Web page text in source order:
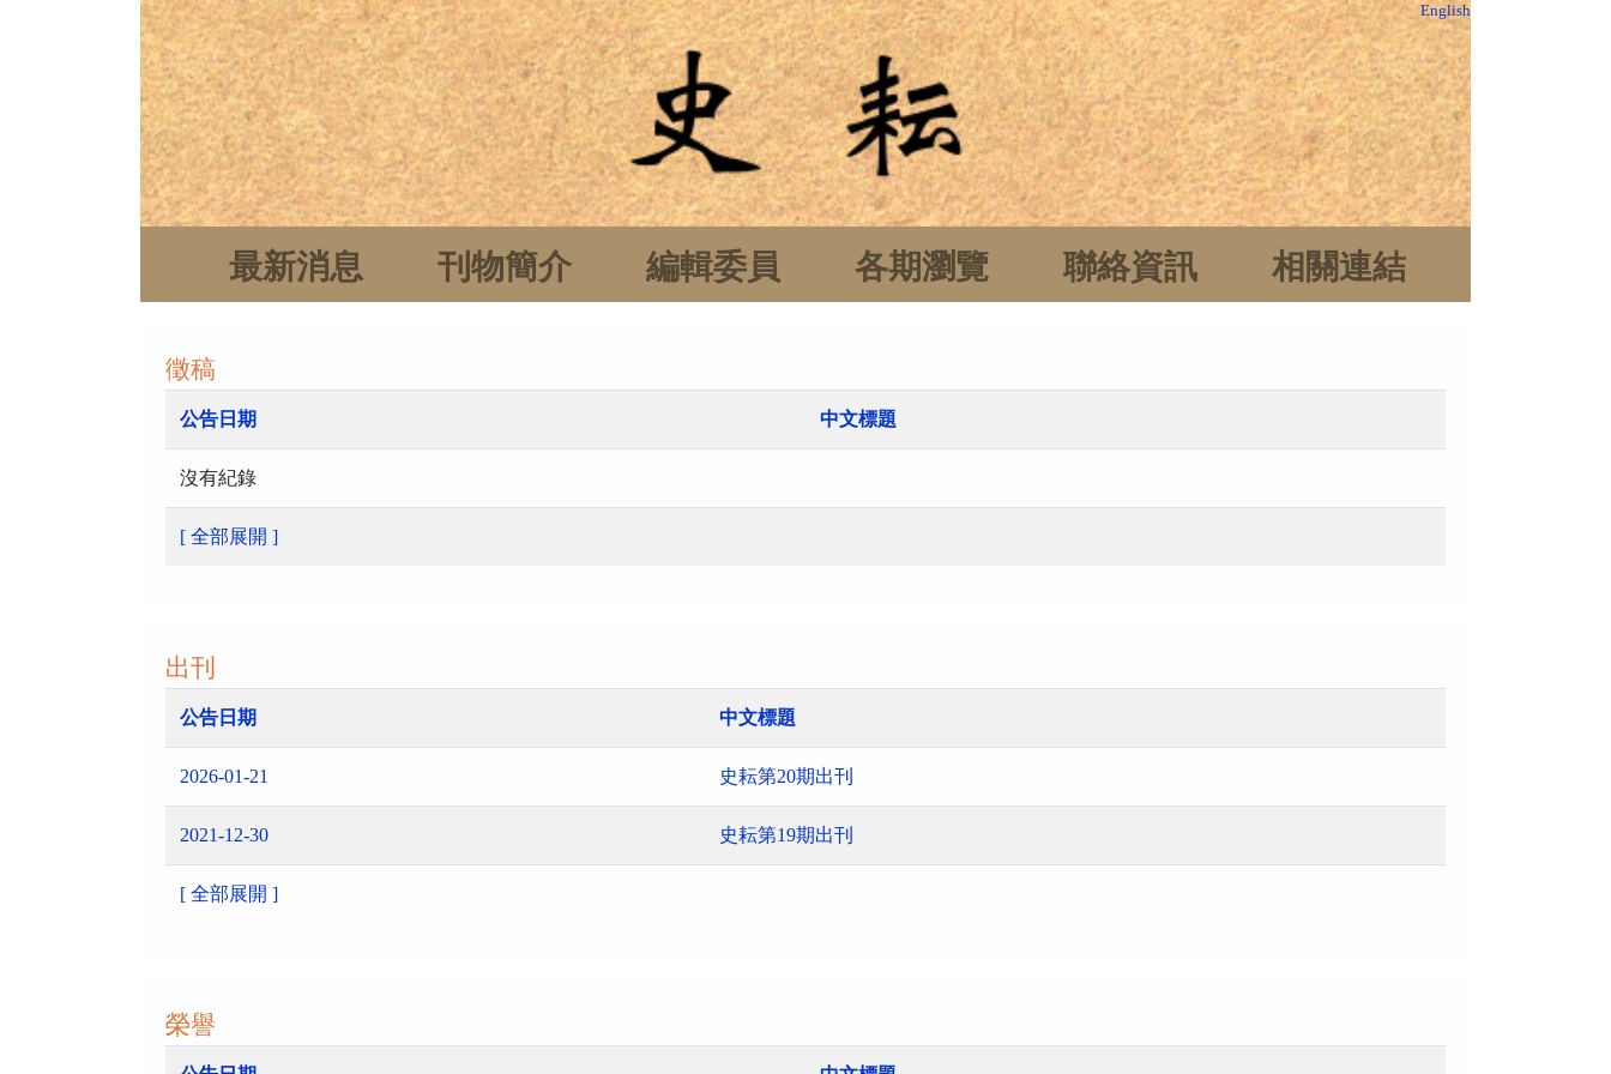
English
最新消息 刊物簡介 編輯委員 各期瀏覽 聯絡資訊 相關連結
徵稿
公告日期 中文標題
沒有紀錄
[ 全部展開 ]
出刊
公告日期 中文標題
2026-01-21 史耘第20期出刊
2021-12-30 史耘第19期出刊
[ 全部展開 ]
榮譽